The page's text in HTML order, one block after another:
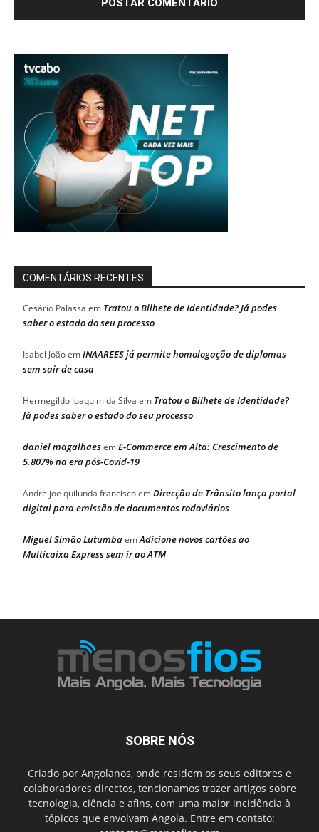
COMENTÁRIOS RECENTES
Cesário Palassa em Tratou o Bilhete de Identidade? Já podes
saber o estado do seu processo
Isabel JoãoemINAAREES já permite homologação de diplomas
sem sair de casa
Hermegildo Joaquim da Silva em Tratou o Bilhete de Identidade?
Já podes saber o estado do seu processo
daniel magalhaesemE-Commerce em Alta: Crescimento de
5.807% na era pós-Covid-19
Andre joe quilunda franciscoemDirecção de Trânsito lança portal
digital para emissão de documentos rodoviários
Miguel Simão LutumbaemAdicione novos cartões ao
Multicaixa Express sem ir ao ATM
SOBRE NÓS
Criado por Angolanos, onde residem os seus editores e
colaboradores directos, tencionamos trazer artigos sobre
tecnologia, ciência e afins, com uma maior incidência à
tópicos que envolvam Angola. Entre em contato: